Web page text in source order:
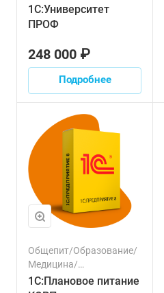
муниципальное
управление/
организации
1С:Университет
ПРОФ
248 000 ₽
Подробнее
Общепит/Образование/
Медицина/
Государственное и
1С:Плановое питание